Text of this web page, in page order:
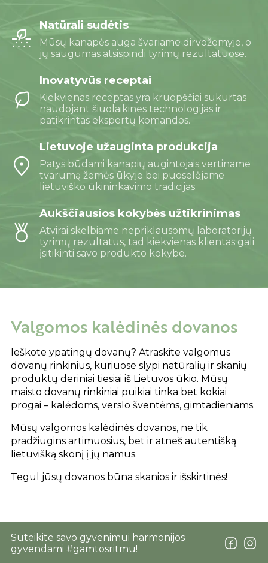
Natūrali sudėtis
Mūsų kanapės auga švariame dirvožemyje, o
jų saugumas atsispindi tyrimų rezultatuose.
Inovatyvūs receptai
Kiekvienas receptas yra kruopščiai sukurtas
naudojant šiuolaikines technologijas ir
patikrintas ekspertų komandos.
Lietuvoje užauginta produkcija
Patys būdami kanapių augintojais vertiname
tvarumą žemės ūkyje bei puoselėjame
lietuviško ūkininkavimo tradicijas.
Aukščiausios kokybės užtikrinimas
Atvirai skelbiame nepriklausomų laboratorijų
tyrimų rezultatus, tad kiekvienas klientas gali
įsitikinti savo produkto kokybe.
Valgomos kalėdinės dovanos
Ieškote ypatingų dovanų? Atraskite valgomus
dovanų rinkinius, kuriuose slypi natūralių ir skanių
produktų deriniai tiesiai iš Lietuvos ūkio. Mūsų
maisto dovanų rinkiniai puikiai tinka bet kokiai
progai – kalėdoms, verslo šventėms, gimtadieniams.
Mūsų valgomos kalėdinės dovanos, ne tik
pradžiugins artimuosius, bet ir atneš autentišką
lietuvišką skonį į jų namus.
Tegul jūsų dovanos būna skanios ir išskirtinės!
Suteikite savo gyvenimui harmonijos
gyvendami #gamtosritmu!